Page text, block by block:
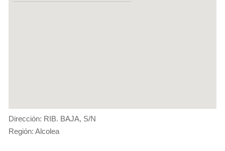
Dirección: RIB. BAJA, S/N
Región: Alcolea